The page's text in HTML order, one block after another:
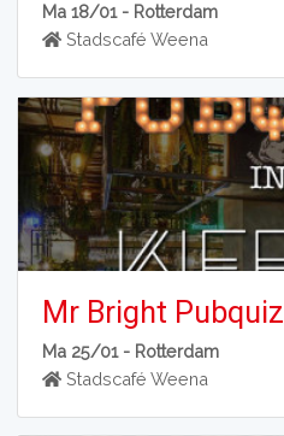
Ma 18/01 - Rotterdam
Stadscafé Weena
Mr Bright Pubquiz
Ma 25/01 - Rotterdam
Stadscafé Weena